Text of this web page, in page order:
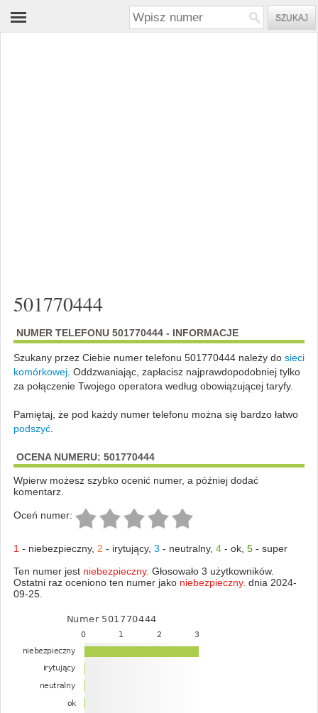
501770444
NUMER TELEFONU 501770444 - INFORMACJE
Szukany przez Ciebie numer telefonu 501770444 należy do sieci
komórkowej. Oddzwaniając, zapłacisz najprawdopodobniej tylko
za połączenie Twojego operatora według obowiązującej taryfy.
Pamiętaj, że pod każdy numer telefonu można się bardzo łatwo
podszyć.
OCENA NUMERU: 501770444
Wpierw możesz szybko ocenić numer, a później dodać
komentarz.
Oceń numer:
1 - niebezpieczny, 2 - irytujący, 3 - neutralny, 4- ok, 5- super
Ten numer jest niebezpieczny. Głosowało 3 użytkowników.
Ostatni raz oceniono ten numer jako niebezpieczny. dnia 2024-
09-25.